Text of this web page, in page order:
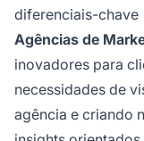
diferenciais-chave
Agências de
inovadores para
necessidades de
agência e criando